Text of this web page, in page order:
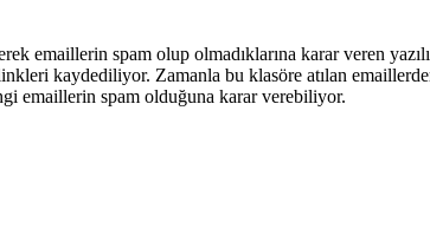
emaillerin spam olup olmadıklarına karar veren
kaydediliyor. Zamanla bu klasöre atılan
emaillerin spam olduğuna karar verebiliyor.